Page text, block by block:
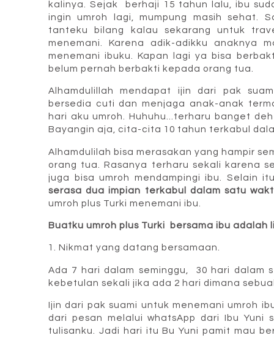
kalinya. Sejak berhaji 15 tahun lalu, ibu
ingin umroh lagi, mumpung masih sehat.
tanteku bilang kalau sekarang untuk
menemani. Karena adik-adikku anaknya
menemani ibuku. Kapan lagi ya bisa
belum pernah berbakti kepada orang tua.
Alhamdulillah mendapat ijin dari pak
bersedia cuti dan menjaga anak-anak
hari aku umroh. Huhuhu...terharu banget
Bayangin aja, cita-cita 10 tahun terkabul
Alhamdulilah bisa merasakan yang hampir
orang tua. Rasanya terharu sekali karena
juga bisa umroh mendampingi ibu. Selain
serasa dua impian terkabul dalam satu
umroh plus Turki menemani ibu.
Buatku umroh plus Turki bersama ibu adalah
1. Nikmat yang datang bersamaan.
Ada 7 hari dalam seminggu, 30 hari dalam
kebetulan sekali jika ada 2 hari dimana
Ijin dari pak suami untuk menemani umroh
dari pesan melalui whatsApp dari Ibu Yuni
tulisanku. Jadi hari itu Bu Yuni pamit mau